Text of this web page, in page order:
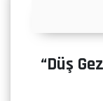
“Düş